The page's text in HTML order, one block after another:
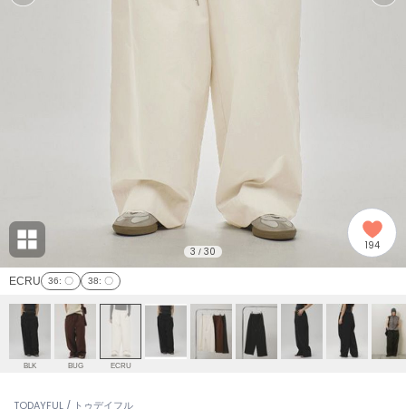
ョン雑貨 (848)
/ランジェリー (127)
ェア (124)
(121)
adidas by Stella McCartney
Ame no chi Hare
アメノチハレ
AMOMMA
アモマ
ánuans
アニュアンス
アンヌーク
ECRU 36: 〇 38: 〇
3 / 30 194
BLK BUG ECRU
TODAYFUL / トゥデイフル